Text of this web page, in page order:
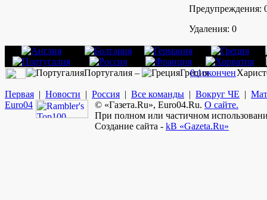
Предупреждения:
Удаления: 0
Португалия – Греция
0:1окончен
Первая | Новости | Россия | Все команды | Вокруг ЧЕ |
Euro04 © «Газета.Ru», Euro04.Ru. О сайте.
При полном или частичном
Создание сайта - kB «Gazeta.Ru»